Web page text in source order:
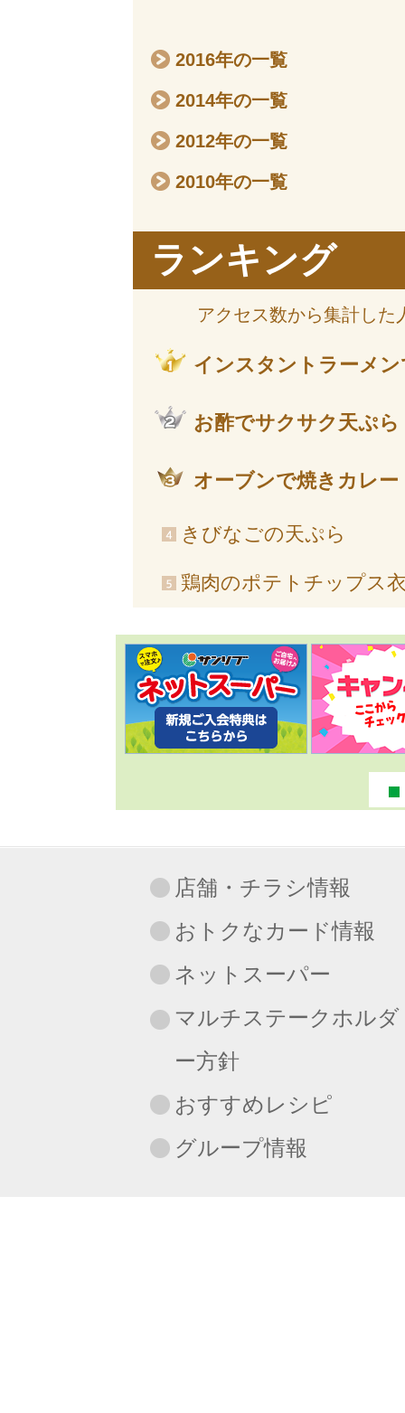
2016年の一覧
2014年の一覧
2012年の一覧
2010年の一覧
ランキング
アクセス数から集計した
インスタントラーメ
お酢でサクサク天ぷら
オーブンで焼きカレー
きびなごの天ぷら
鶏肉のポテトチップス
店舗・チラシ情報
おトクなカード情報
ネットスーパー
マルチステークホルダ
ー方針
おすすめレシピ
グループ情報